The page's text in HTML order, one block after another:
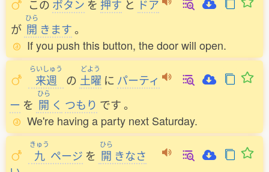
この ボタン を 押す と ドア
が
ひら
開 きます。
If you push this button, the door will open.
らいしゅう
来週 の
どよう
土曜 に パーティ
ー を
ひら
開 く つもり です。
We're having a party next Saturday.
きゅう
九 ページ を
ひら
開 きなさ